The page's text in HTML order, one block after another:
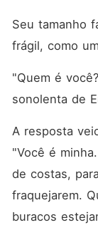
Seu tamanho
frágil, como
"Quem é
sonolenta de
A resposta
"Você é
de costas,
fraquejarem.
buracos